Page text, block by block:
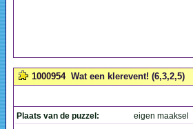
1000954 Wat een klerevent! (6,3,2,5)
Plaats van de puzzel:
eigen maaksel